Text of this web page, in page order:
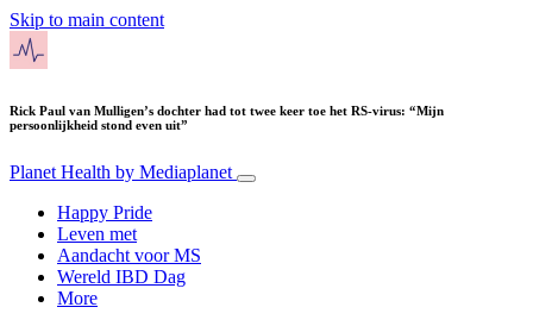
Skip to main content
Rick Paul van Mulligen’s dochter had tot twee keer toe het RS-virus: “Mijn
persoonlijkheid stond even uit”
Planet Health by Mediaplanet
Happy Pride
Leven met
Aandacht voor MS
Wereld IBD Dag
More